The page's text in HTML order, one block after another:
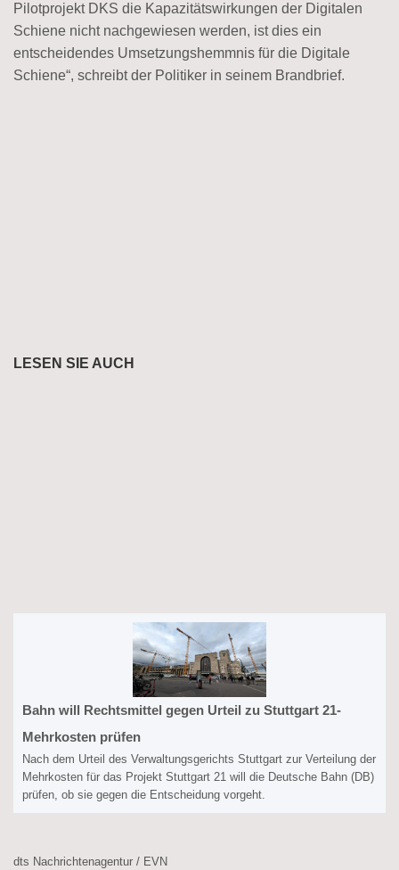
Pilotprojekt DKS die Kapazitätswirkungen der Digitalen
Schiene nicht nachgewiesen werden, ist dies ein
entscheidendes Umsetzungshemmnis für die Digitale
Schiene“, schreibt der Politiker in seinem Brandbrief.
LESEN SIE AUCH
Bahn will Rechtsmittel gegen Urteil zu Stuttgart 21-
Mehrkosten prüfen
Nach dem Urteil des Verwaltungsgerichts Stuttgart zur Verteilung der
Mehrkosten für das Projekt Stuttgart 21 will die Deutsche Bahn (DB)
prüfen, ob sie gegen die Entscheidung vorgeht.
dts Nachrichtenagentur / EVN